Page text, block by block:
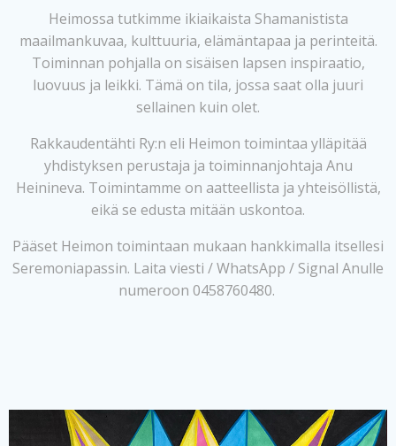
Heimossa tutkimme ikiaikaista Shamanistista
maailmankuvaa, kulttuuria, elämäntapaa ja perinteitä.
Toiminnan pohjalla on sisäisen lapsen inspiraatio,
luovuus ja leikki. Tämä on tila, jossa saat olla juuri
sellainen kuin olet.
Rakkaudentähti Ry:n eli Heimon toimintaa ylläpitää
yhdistyksen perustaja ja toiminnanjohtaja Anu
Heinineva. Toimintamme on aatteellista ja yhteisöllistä,
eikä se edusta mitään uskontoa.
Pääset Heimon toimintaan mukaan hankkimalla itsellesi
Seremoniapassin. Laita viesti / WhatsApp / Signal Anulle
numeroon 0458760480.